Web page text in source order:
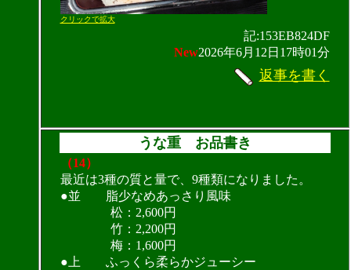
クリックで拡大
記:153EB824DF
New2026年6月12日17時01分
返事を書く
うな重 お品書き
（14）
最近は3種の質と量で、9種類になりました。
●並 脂少なめあっさり風味
松：2,600円
竹：2,200円
梅：1,600円
●上 ふっくら柔らかジューシー